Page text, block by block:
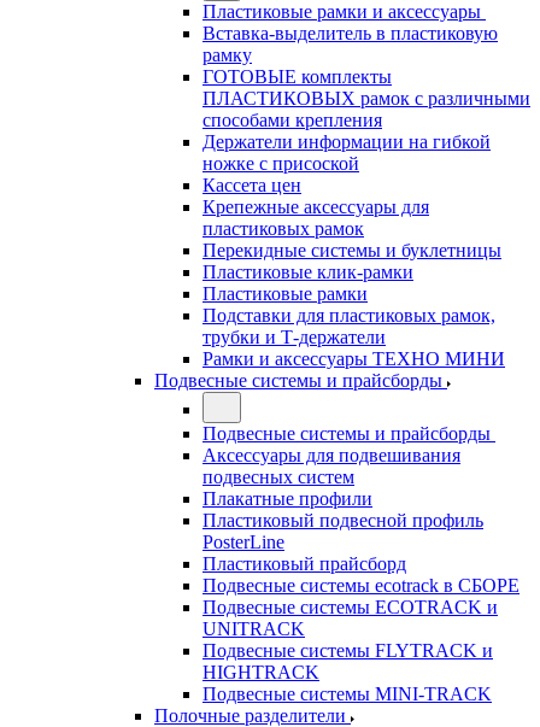
Пластиковые рамки и аксессуары
Вставка-выделитель в пластиковую
рамку
ГОТОВЫЕ комплекты
ПЛАСТИКОВЫХ рамок с различными
способами крепления
Держатели информации на гибкой
ножке с присоской
Кассета цен
Крепежные аксессуары для
пластиковых рамок
Перекидные системы и буклетницы
Пластиковые клик-рамки
Пластиковые рамки
Подставки для пластиковых рамок,
трубки и Т-держатели
Рамки и аксессуары ТЕХНО МИНИ
Подвесные системы и прайсборды
Подвесные системы и прайсборды
Аксессуары для подвешивания
подвесных систем
Плакатные профили
Пластиковый подвесной профиль
PosterLine
Пластиковый прайсборд
Подвесные системы ecotrack в СБОРЕ
Подвесные системы ECOTRACK и
UNITRACK
Подвесные системы FLYTRACK и
HIGHTRACK
Подвесные системы MINI-TRACK
Полочные разделители